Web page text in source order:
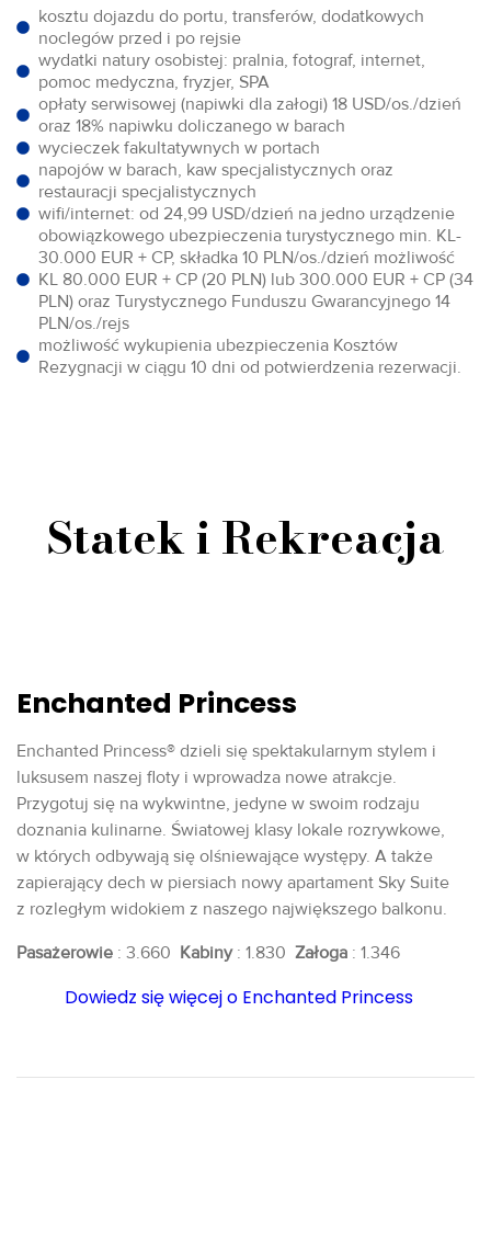
kosztu dojazdu do portu, transferów, dodatkowych
noclegów przed i po rejsie
wydatki natury osobistej: pralnia, fotograf, internet,
pomoc medyczna, fryzjer, SPA
opłaty serwisowej (napiwki dla załogi) 18 USD/os./dzień
oraz 18% napiwku doliczanego w barach
wycieczek fakultatywnych w portach
napojów w barach, kaw specjalistycznych oraz
restauracji specjalistycznych
wifi/internet: od 24,99 USD/dzień na jedno urządzenie
obowiązkowego ubezpieczenia turystycznego min. KL-
30.000 EUR + CP, składka 10 PLN/os./dzień możliwość
KL 80.000 EUR + CP (20 PLN) lub 300.000 EUR + CP (34
PLN) oraz Turystycznego Funduszu Gwarancyjnego 14
PLN/os./rejs
możliwość wykupienia ubezpieczenia Kosztów
Rezygnacji w ciągu 10 dni od potwierdzenia rezerwacji.
Statek i Rekreacja
Enchanted Princess
Enchanted Princess® dzieli się spektakularnym stylem i
luksusem naszej floty i wprowadza nowe atrakcje.
Przygotuj się na wykwintne, jedyne w swoim rodzaju
doznania kulinarne. Światowej klasy lokale rozrywkowe,
w których odbywają się olśniewające występy. A także
zapierający dech w piersiach nowy apartament Sky Suite
z rozległym widokiem z naszego największego balkonu.
Pasażerowie : 3.660 Kabiny: 1.830 Załoga : 1.346
Dowiedz się więcej o Enchanted Princess